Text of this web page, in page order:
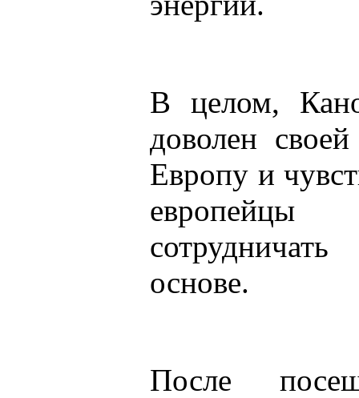
В целом,
доволен
Европу и
основе.
После